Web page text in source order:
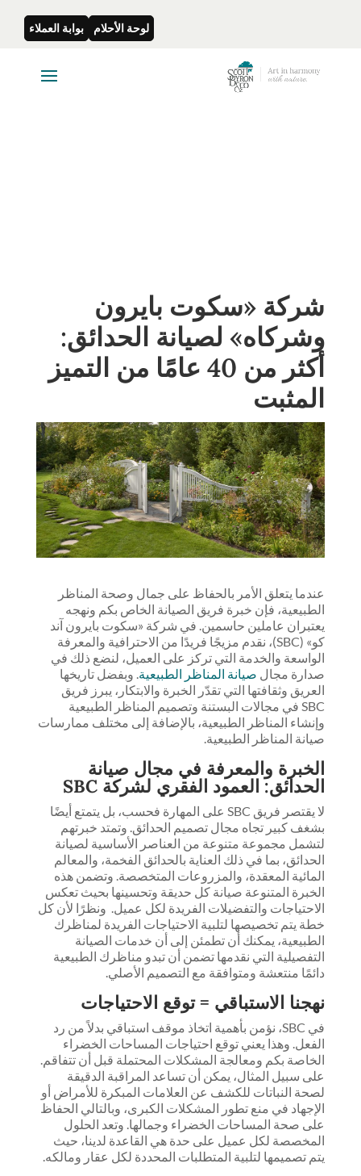
لوحة الأحلام بوابة العملاء
شركة «سكوت بايرون
وشركاه» لصيانة الحدائق:
أكثر من 40 عامًا من التميز
المثبت
عندما يتعلق الأمر بالحفاظ على جمال وصحة المناظر
الطبيعية، فإن خبرة فريق الصيانة الخاص بكم ونهجه
يعتبران عاملين حاسمين. في شركة «سكوت بايرون آند
كو» (SBC)، نقدم مزيجًا فريدًا من الاحترافية والمعرفة
الواسعة والخدمة التي تركز على العميل، لنضع ذلك في
صدارة مجال صيانة المناظر الطبيعية. وبفضل تاريخها
العريق وثقافتها التي تقدّر الخبرة والابتكار، يبرز فريق
SBC في مجالات البستنة وتصميم المناظر الطبيعية
وإنشاء المناظر الطبيعية، بالإضافة إلى مختلف ممارسات
صيانة المناظر الطبيعية.
الخبرة والمعرفة في مجال صيانة
الحدائق: العمود الفقري لشركة SBC
لا يقتصر فريق SBC على المهارة فحسب، بل يتمتع أيضًا
بشغف كبير تجاه مجال تصميم الحدائق. وتمتد خبرتهم
لتشمل مجموعة متنوعة من العناصر الأساسية لصيانة
الحدائق، بما في ذلك العناية بالحدائق الفخمة، والمعالم
المائية المعقدة، والمزروعات المتخصصة. وتضمن هذه
الخبرة المتنوعة صيانة كل حديقة وتحسينها بحيث تعكس
الاحتياجات والتفضيلات الفريدة لكل عميل. ونظرًا لأن كل
خطة يتم تخصيصها لتلبية الاحتياجات الفريدة لمناظرك
الطبيعية، يمكنك أن تطمئن إلى أن خدمات الصيانة
التفصيلية التي نقدمها تضمن أن تبدو مناظرك الطبيعية
دائمًا منتعشة ومتوافقة مع التصميم الأصلي.
نهجنا الاستباقي = توقع الاحتياجات
في SBC، نؤمن بأهمية اتخاذ موقف استباقي بدلاً من رد
الفعل. وهذا يعني توقع احتياجات المساحات الخضراء
الخاصة بكم ومعالجة المشكلات المحتملة قبل أن تتفاقم.
على سبيل المثال، يمكن أن تساعد المراقبة الدقيقة
لصحة النباتات للكشف عن العلامات المبكرة للأمراض أو
الإجهاد في منع تطور المشكلات الكبرى، وبالتالي الحفاظ
على صحة المساحات الخضراء وجمالها. وتعد الحلول
المخصصة لكل عميل على حدة هي القاعدة لدينا، حيث
يتم تصميمها لتلبية المتطلبات المحددة لكل عقار ومالكه.